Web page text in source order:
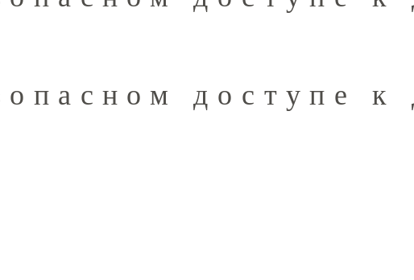
доступе к